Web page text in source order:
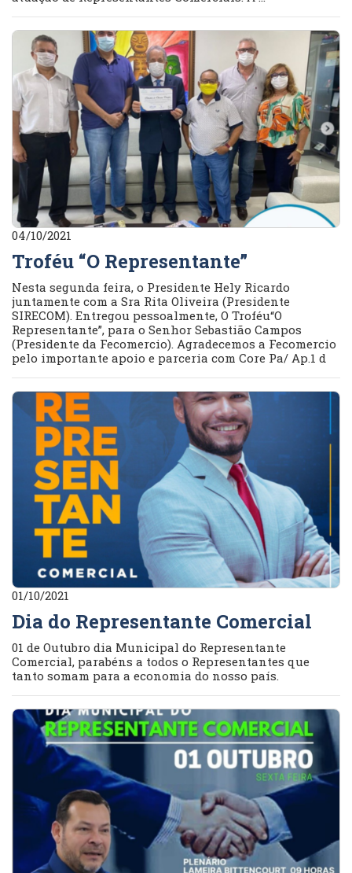
04/10/2021
Troféu “O Representante”
Nesta segunda feira, o Presidente Hely Ricardo
juntamente com a Sra Rita Oliveira (Presidente
SIRECOM). Entregou pessoalmente, O Troféu“O
Representante”, para o Senhor Sebastião Campos
(Presidente da Fecomercio). Agradecemos a Fecomercio
pelo importante apoio e parceria com Core Pa/ Ap.1 d
01/10/2021
Dia do Representante Comercial
01 de Outubro dia Municipal do Representante
Comercial, parabéns a todos o Representantes que
tanto somam para a economia do nosso país.